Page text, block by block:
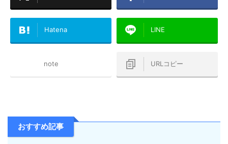
Hatena LINE
note URLコピー
おすすめ記事